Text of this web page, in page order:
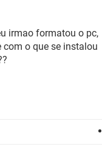
irmao formatou o pc,
o que se instalou